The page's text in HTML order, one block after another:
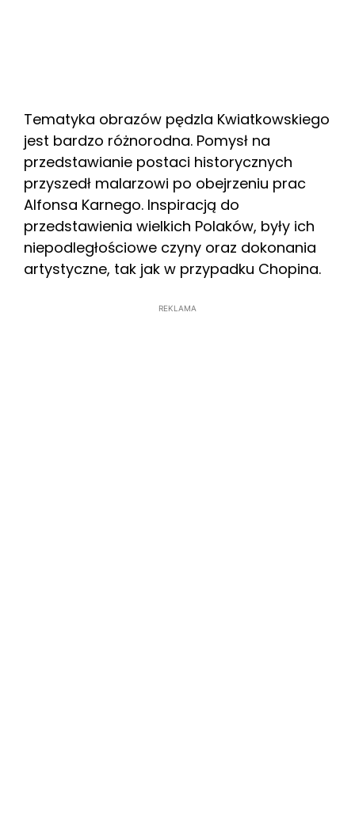
Tematyka obrazów pędzla Kwiatkowskiego
jest bardzo różnorodna. Pomysł na
przedstawianie postaci historycznych
przyszedł malarzowi po obejrzeniu prac
Alfonsa Karnego. Inspiracją do
przedstawienia wielkich Polaków, były ich
niepodległościowe czyny oraz dokonania
artystyczne, tak jak w przypadku Chopina.
REKLAMA